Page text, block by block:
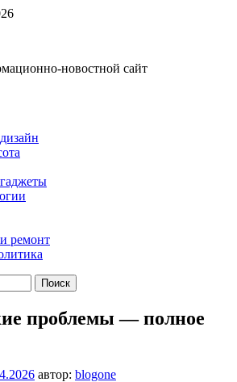
новостной сайт
ремонт
проблемы — полное
автор: blogone